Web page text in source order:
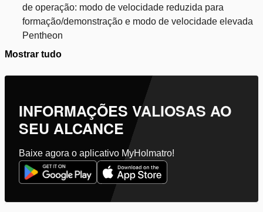
de operação: modo de velocidade reduzida para
formação/demonstração e modo de velocidade elevada
Pentheon
Mostrar tudo
INFORMAÇÕES VALIOSAS AO
SEU ALCANCE
Baixe agora o aplicativo MyHolmatro!